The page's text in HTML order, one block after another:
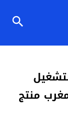
منتج